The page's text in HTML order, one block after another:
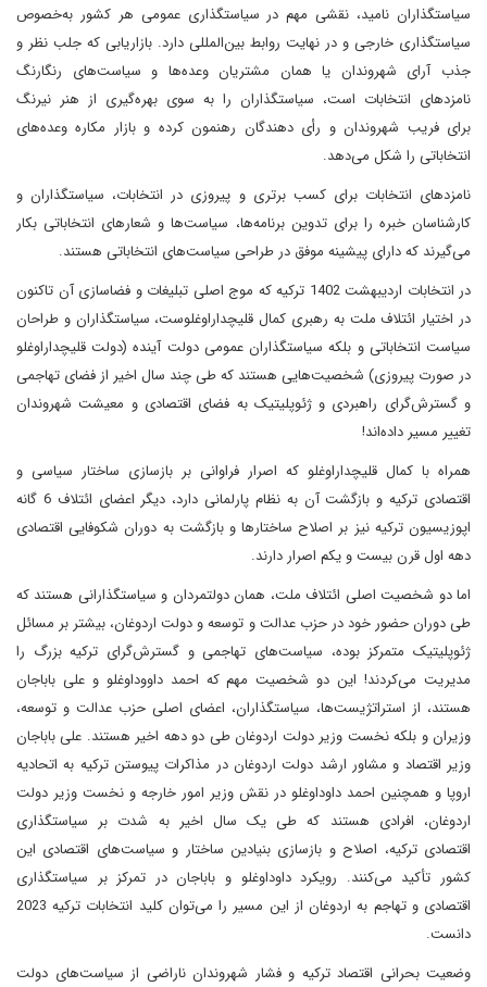
سیاستگذاران نامید، نقشی مهم در سیاستگذاری عمومی هر کشور به‌خصوص
سیاستگذاری خارجی و در نهایت روابط بین‌المللی دارد. بازاریابی که جلب نظر و
جذب آرای شهروندان یا همان مشتریان وعده‌ها و سیاست‌های رنگارنگ
نامزدهای انتخابات است، سیاستگذاران را به سوی بهره‌گیری از هنر نیرنگ
برای فریب شهروندان و رأی دهندگان رهنمون کرده و بازار مکاره وعده‌های
انتخاباتی را شکل می‌دهد.
نامزدهای انتخابات برای کسب برتری و پیروزی در انتخابات، سیاستگذاران و
کارشناسان خبره را برای تدوین برنامه‌ها، سیاست‌ها و شعارهای انتخاباتی بکار
می‌گیرند که دارای پیشینه موفق در طراحی سیاست‌های انتخاباتی هستند.
در انتخابات اردیبهشت 1402 ترکیه که موج اصلی تبلیغات و فضاسازی آن تاکنون
در اختیار ائتلاف ملت به رهبری کمال قلیچداراوغلوست، سیاستگذاران و طراحان
سیاست انتخاباتی و بلکه سیاستگذاران عمومی دولت آینده (دولت قلیچداراوغلو
در صورت پیروزی) شخصیت‌هایی هستند که طی چند سال اخیر از فضای تهاجمی
و گسترش‌گرای راهبردی و ژئوپلیتیک به فضای اقتصادی و معیشت شهروندان
تغییر مسیر داده‌اند!
همراه با کمال قلیچداراوغلو که اصرار فراوانی بر بازسازی ساختار سیاسی و
اقتصادی ترکیه و بازگشت آن به نظام پارلمانی دارد، دیگر اعضای ائتلاف 6 گانه
اپوزیسیون ترکیه نیز بر اصلاح ساختارها و بازگشت به دوران شکوفایی اقتصادی
دهه اول قرن بیست و یکم اصرار دارند.
اما دو شخصیت اصلی ائتلاف ملت، همان دولتمردان و سیاستگذارانی هستند که
طی دوران حضور خود در حزب عدالت و توسعه و دولت اردوغان، بیشتر بر مسائل
ژئوپلیتیک متمرکز بوده، سیاست‌های تهاجمی و گسترش‌گرای ترکیه بزرگ را
مدیریت می‌کردند! این دو شخصیت مهم که احمد داووداوغلو و علی باباجان
هستند، از استراتژیست‌ها، سیاستگذاران، اعضای اصلی حزب عدالت و توسعه،
وزیران و بلکه نخست وزیر دولت اردوغان طی دو دهه اخیر هستند. علی باباجان
وزیر اقتصاد و مشاور ارشد دولت اردوغان در مذاکرات پیوستن ترکیه به اتحادیه
اروپا و همچنین احمد داوداوغلو در نقش وزیر امور خارجه و نخست وزیر دولت
اردوغان، افرادی هستند که طی یک سال اخیر به شدت بر سیاستگذاری
اقتصادی ترکیه، اصلاح و بازسازی بنیادین ساختار و سیاست‌های اقتصادی این
کشور تأکید می‌کنند. رویکرد داوداوغلو و باباجان در تمرکز بر سیاستگذاری
اقتصادی و تهاجم به اردوغان از این مسیر را می‌توان کلید انتخابات ترکیه 2023
دانست.
وضعیت بحرانی اقتصاد ترکیه و فشار شهروندان ناراضی از سیاست‌های دولت